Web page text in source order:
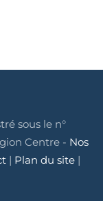
sous le n°
Centre - Nos
| Plan du site|